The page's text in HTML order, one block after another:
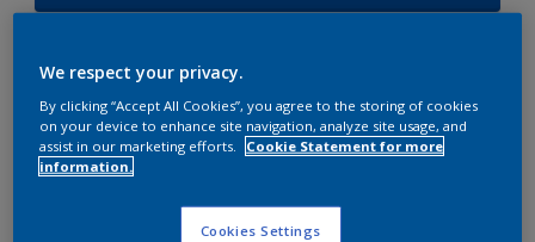
SUGGESTIONS
D'HARMONIES
We respect your privacy.
By clicking “Accept All Cookies”, you agree to the storing of cookies
on your device to enhance site navigation, analyze site usage, and
assist in our marketing efforts.
Cookie Statement for more
information.
Cookies Settings